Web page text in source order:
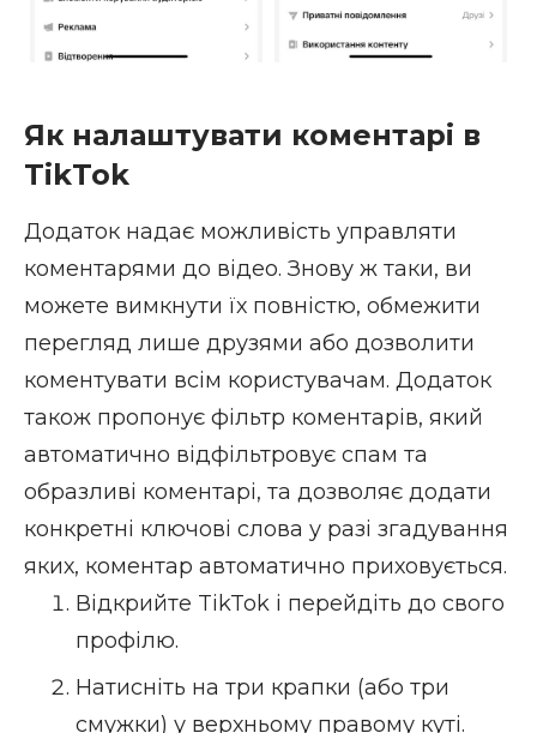
Як налаштувати коментарі в
TikTok
Додаток надає можливість управляти
коментарями до відео. Знову ж таки, ви
можете вимкнути їх повністю, обмежити
перегляд лише друзями або дозволити
коментувати всім користувачам. Додаток
також пропонує фільтр коментарів, який
автоматично відфільтровує спам та
образливі коментарі, та дозволяє додати
конкретні ключові слова у разі згадування
яких, коментар автоматично приховується.
Відкрийте TikTok і перейдіть до свого
профілю.
Натисніть на три крапки (або три
смужки) у верхньому правому куті.